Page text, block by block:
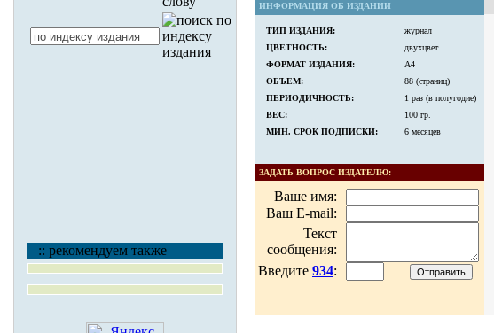
:: рекомендуем также
ИНФОРМАЦИЯ ОБ ИЗДАНИИ
ТИП ИЗДАНИЯ:
журнал
ЦВЕТНОСТЬ:
двухцвет
ФОРМАТ ИЗДАНИЯ:
А4
ОБЪЕМ:
88 (страниц)
ПЕРИОДИЧНОСТЬ:
1 раз (в полугодие)
ВЕС:
100 гр.
МИН. СРОК ПОДПИСКИ:
6 месяцев
ЗАДАТЬ ВОПРОС ИЗДАТЕЛЮ:
Ваше имя:
Ваш E-mail:
Текст
сообщения:
Введите 934: